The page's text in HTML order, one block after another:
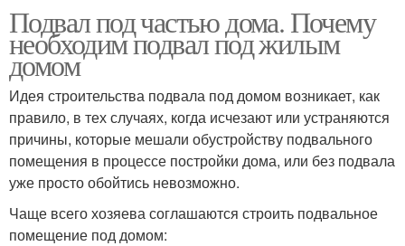
Подвал под частью дома. Почему
необходим подвал под жилым
домом
Идея строительства подвала под домом возникает, как
правило, в тех случаях, когда исчезают или устраняются
причины, которые мешали обустройству подвального
помещения в процессе постройки дома, или без подвала
уже просто обойтись невозможно.
Чаще всего хозяева соглашаются строить подвальное
помещение под домом: